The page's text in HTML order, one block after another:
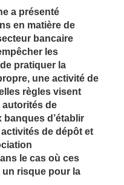
a présenté
en matière de
bancaire
les
pratiquer la
une activité de
règles visent
autorités de
banques d’établir
de dépôt et
le cas où ces
risque pour la